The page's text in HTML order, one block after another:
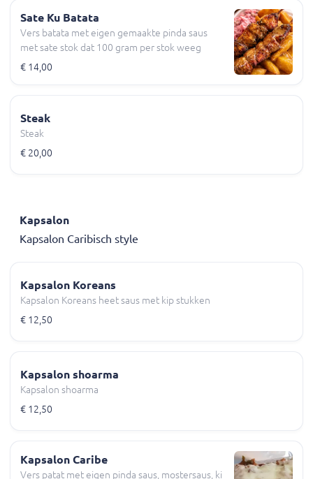
Sate Ku Batata
Vers batata met eigen gemaakte pinda saus
met sate stok dat 100 gram per stok weeg
€ 14,00
Steak
Steak
€ 20,00
Kapsalon
Kapsalon Caribisch style
Kapsalon Koreans
Kapsalon Koreans heet saus met kip stukken
€ 12,50
Kapsalon shoarma
Kapsalon shoarma
€ 12,50
Kapsalon Caribe
Vers patat met eigen pinda saus, mostersaus, ki